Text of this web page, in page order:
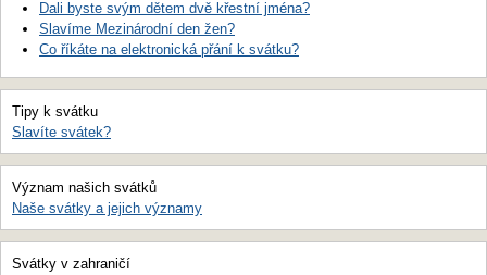
Dali byste svým dětem dvě křestní jména?
Slavíme Mezinárodní den žen?
Co říkáte na elektronická přání k svátku?
Tipy k svátku
Slavíte svátek?
Význam našich svátků
Naše svátky a jejich významy
Svátky v zahraničí